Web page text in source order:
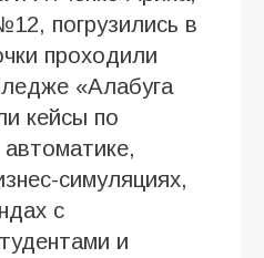
погрузились в
проходили
«Алабуга
кейсы по
симуляциях,
с
и